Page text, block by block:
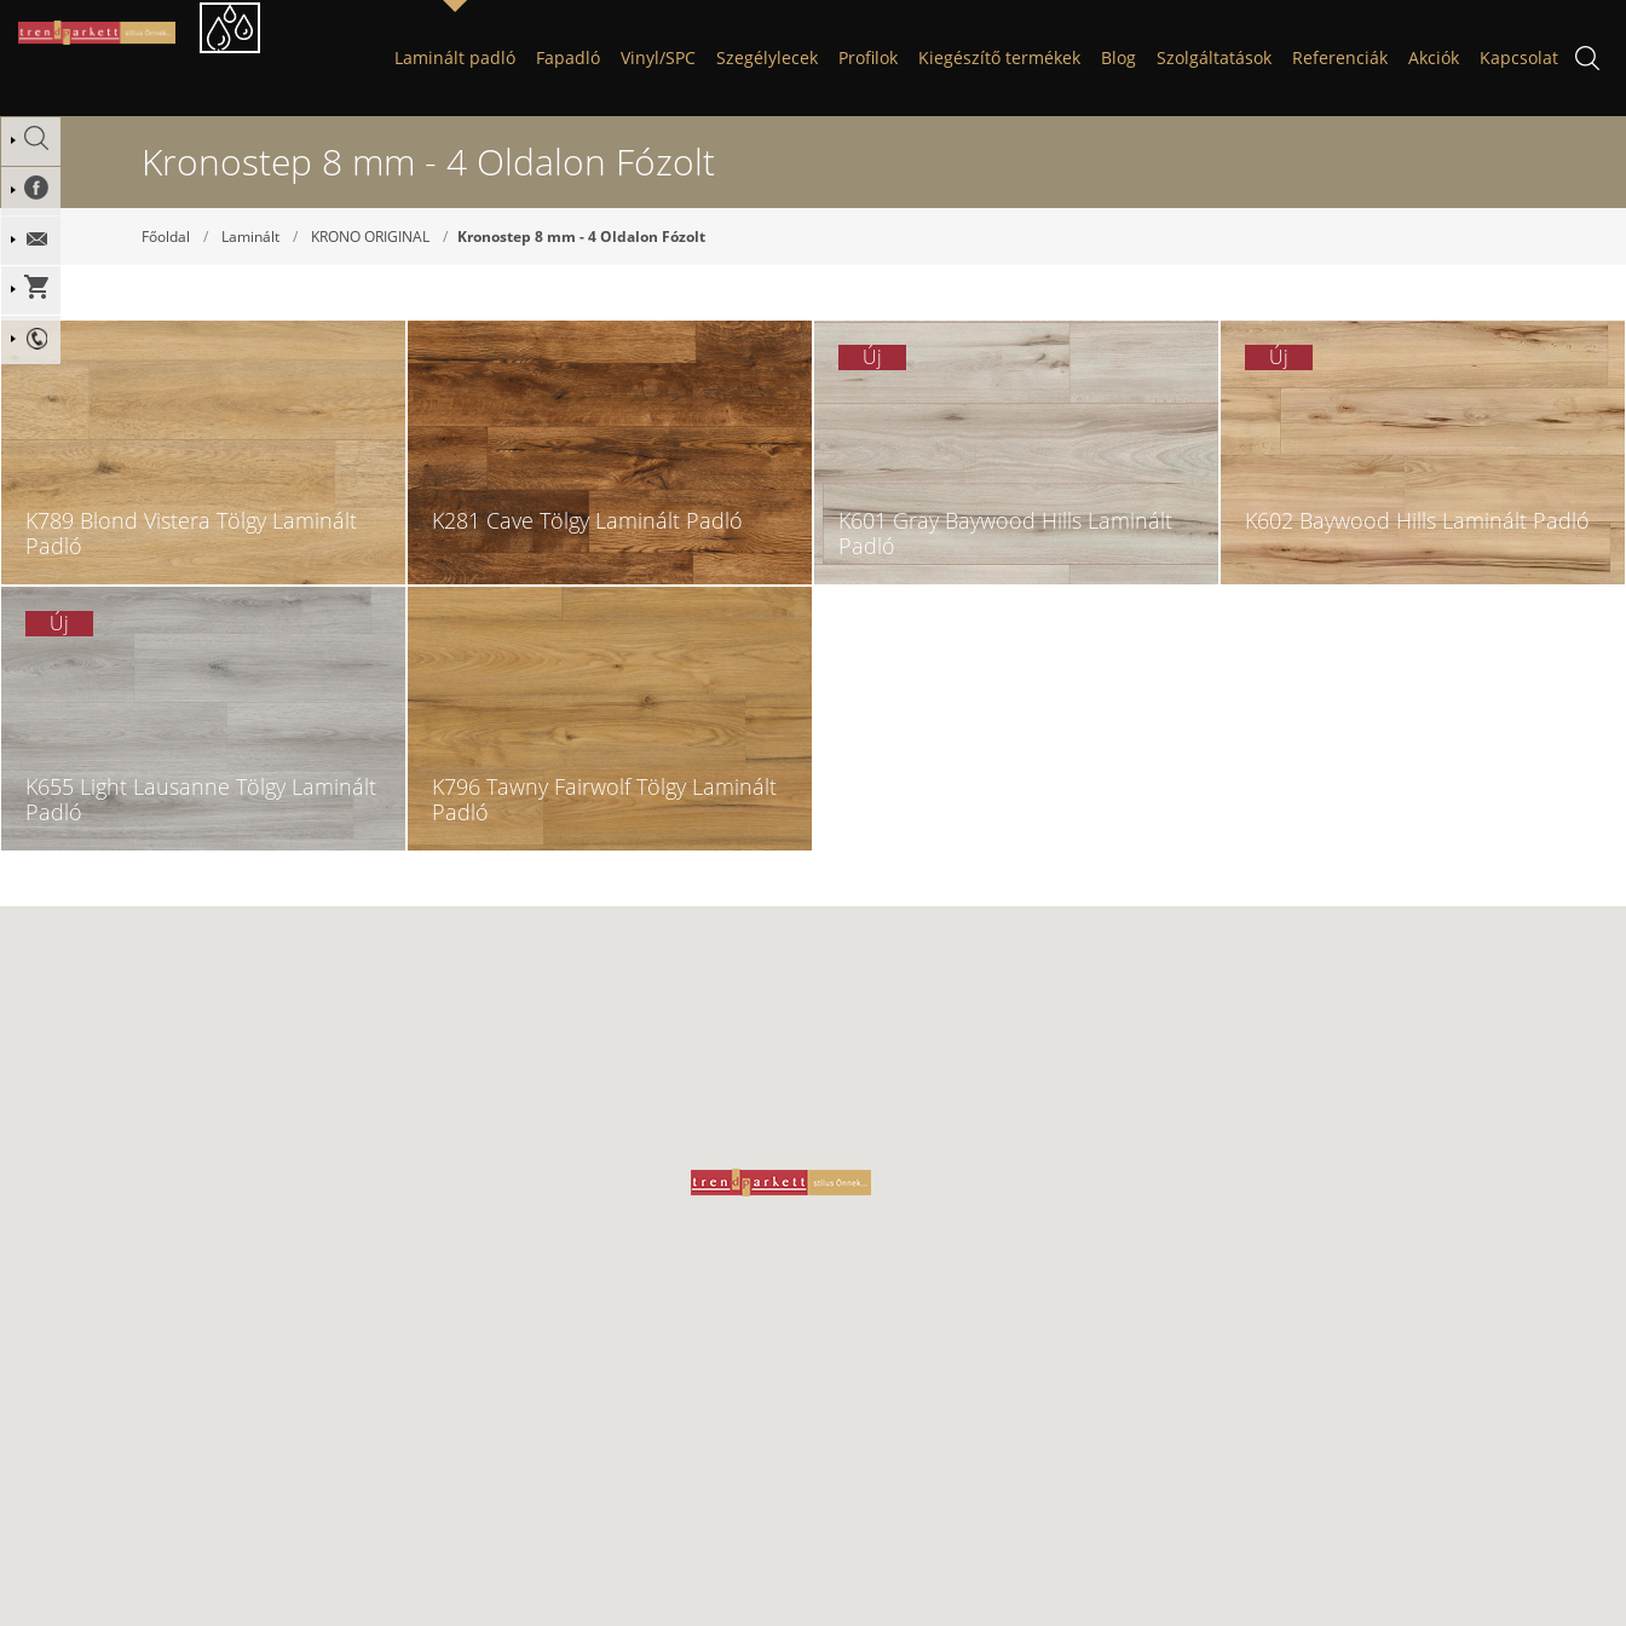
Laminált padló Fapadló Vinyl/SPC Szegélylecek Profilok Kiegészítő termékek Blog Szolgáltatások Referenciák Akciók Kapcsolat
Kronostep 8 mm - 4 Oldalon Fózolt
Főoldal Laminált KRONO ORIGINAL Kronostep 8 mm - 4 Oldalon Fózolt
K789 Blond Vistera Tölgy Laminált
Padló
K281 Cave Tölgy Laminált Padló
Új
K601 Gray Baywood Hills Laminált
Padló
Új
K602 Baywood Hills Laminált Padló
Új
K655 Light Lausanne Tölgy Laminált
Padló
K796 Tawny Fairwolf Tölgy Laminált
Padló